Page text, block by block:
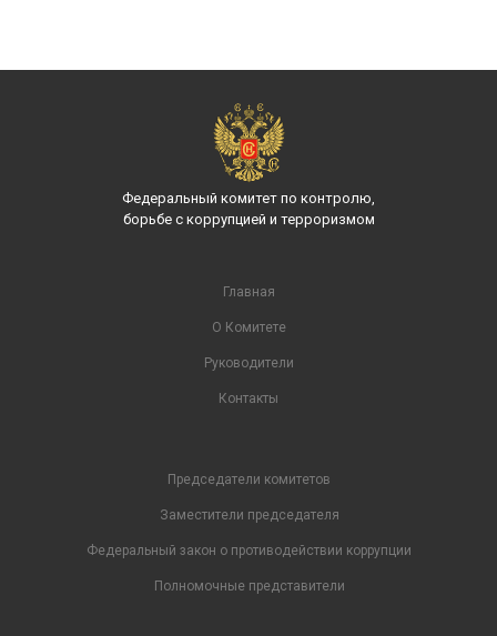
Федеральный комитет по контролю,
борьбе с коррупцией и терроризмом
Главная
О Комитете
Руководители
Контакты
Председатели комитетов
Заместители председателя
Федеральный закон о противодействии коррупции
Полномочные представители